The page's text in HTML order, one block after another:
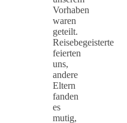
Vorhaben
waren
geteilt.
Reisebegeisterte
feierten
uns,
andere
Eltern
fanden
es
mutig,